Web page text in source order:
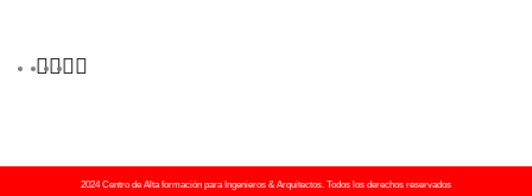
2024 Centro de Alta formación para Ingenieros & Arquitectos. Todos los derechos reservados